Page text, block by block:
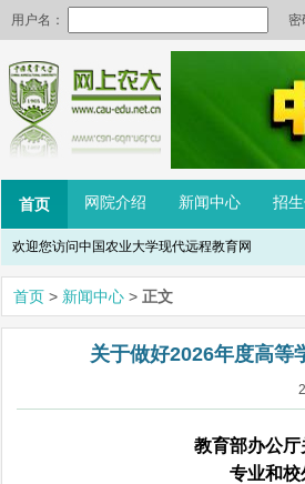
首页
欢迎您访问中国农业大学现代远程教育网
网院介绍 新闻中心 招
首页 > 新闻中心 > 正文
关于做好2026年度高等
教育部办公厅
专业和校